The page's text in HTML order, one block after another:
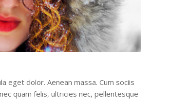
eget dolor. Aenean massa. Cum sociis
quam felis, ultricies nec, pellentesque